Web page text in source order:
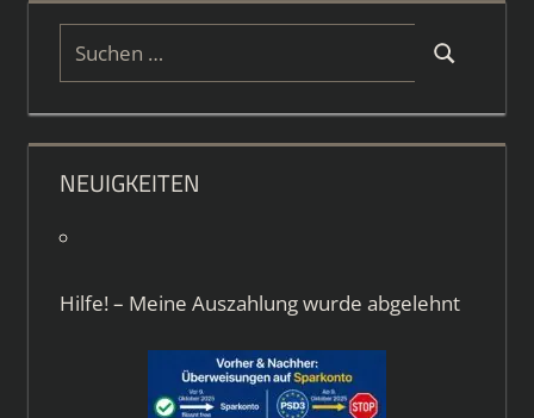
Suchen
nach:
Suchen
NEUIGKEITEN
Hilfe! – Meine Auszahlung wurde abgelehnt